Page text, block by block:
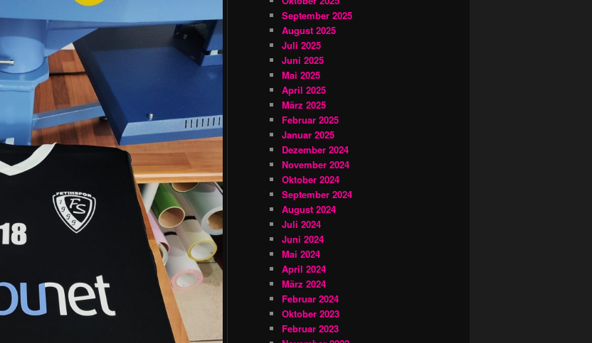
September 2025
August 2025
Juli 2025
Juni 2025
Mai 2025
April 2025
März 2025
Februar 2025
Januar 2025
Dezember 2024
November 2024
Oktober 2024
September 2024
August 2024
Juli 2024
Juni 2024
Mai 2024
April 2024
März 2024
Februar 2024
Oktober 2023
Februar 2023